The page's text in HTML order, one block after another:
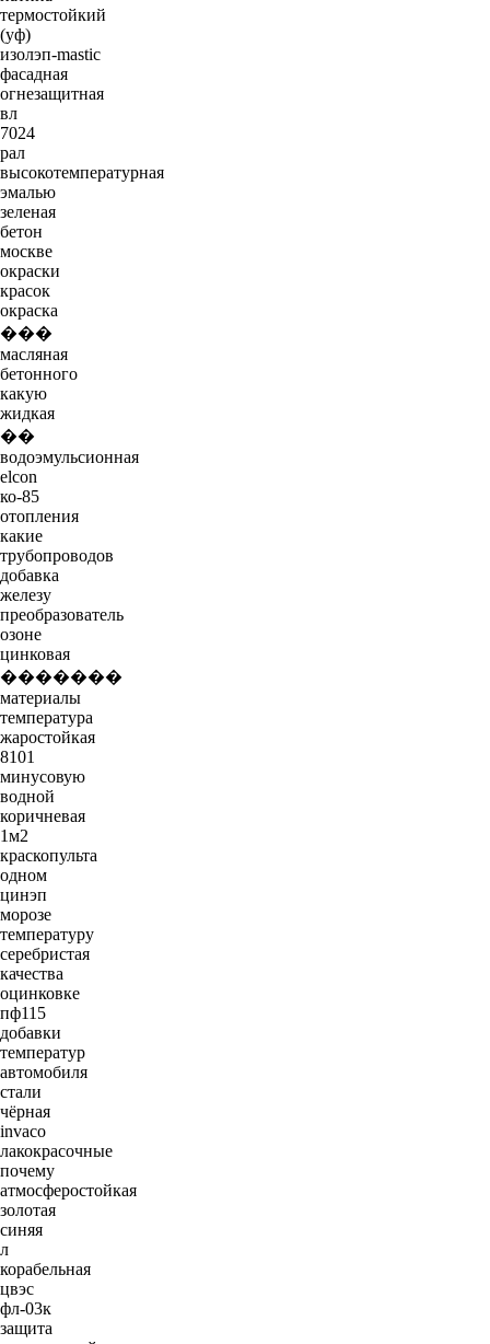
термостойкий
(уф)
изолэп-mastic
фасадная
огнезащитная
вл
7024
рал
высокотемпературная
эмалью
зеленая
бетон
москве
окраски
красок
окраска
���
масляная
бетонного
какую
жидкая
��
водоэмульсионная
elcon
ко-85
отопления
какие
трубопроводов
добавка
железу
преобразователь
озоне
цинковая
�������
материалы
температура
жаростойкая
8101
минусовую
водной
коричневая
1м2
краскопульта
одном
цинэп
морозе
температуру
серебристая
качества
оцинковке
пф115
добавки
температур
автомобиля
стали
чёрная
invaco
лакокрасочные
почему
атмосферостойкая
золотая
синяя
л
корабельная
цвэс
фл-03к
защита